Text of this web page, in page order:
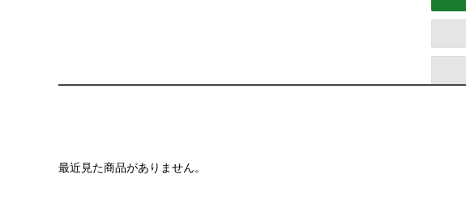
最近見た商品がありません。